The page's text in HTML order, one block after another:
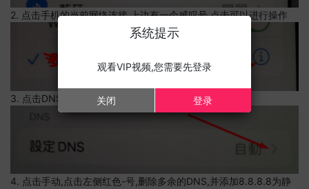
2. 点击手机的当前网络连接,上边有一个感叹号,点击可以进行操作
3. 点击DNS设置
4. 点击手动,点击左侧红色-号,删除多余的DNS,并添加8.8.8.8为静
系统提示
观看VIP视频,您需要先登录
关闭 登录